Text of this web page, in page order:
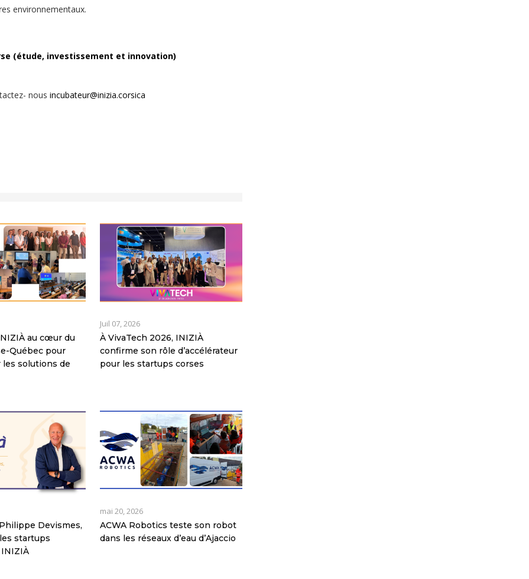
environnementaux.
(étude, investissement et innovation)
nous incubateur@inizia.corsica
au cœur du
Québec pour
les solutions de
Juil 07, 2026
À VivaTech 2026, INIZIÀ
confirme son rôle d’accélérateur
pour les startups corses
Devismes,
startups
mai 20, 2026
ACWA Robotics teste son robot
dans les réseaux d’eau d’Ajaccio